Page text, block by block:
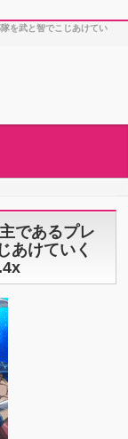
を武と智でこじあけてい
であるプレ
あけていく